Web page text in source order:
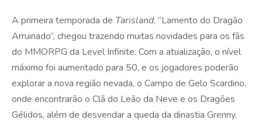
A primeira temporada de Tarisland, “Lamento do Dragão
Arruinado”, chegou trazendo muitas novidades para os fãs
do MMORPG da Level Infinite. Com a atualização, o nível
máximo foi aumentado para 50, e os jogadores poderão
explorar a nova região nevada, o Campo de Gelo Scardino,
onde encontrarão o Clã do Leão da Neve e os Dragões
Gélidos, além de desvendar a queda da dinastia Grenny.